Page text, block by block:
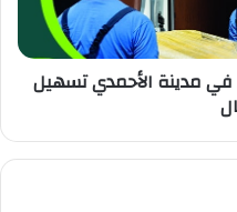
مدينة الأحمدي تسهيل